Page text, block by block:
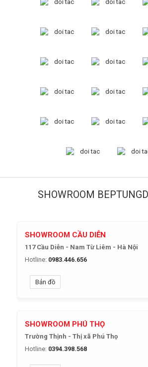
SHOWROOM
SHOWROOM CẦU DIỄN
117 Cầu Diễn - Nam Từ Liêm - Hà Nội
Hotline: 0983.446.656
Bản đồ
SHOWROOM PHÚ THỌ
Trường Thịnh - Thị xã Phú Thọ
Hotline: 0394.398.568